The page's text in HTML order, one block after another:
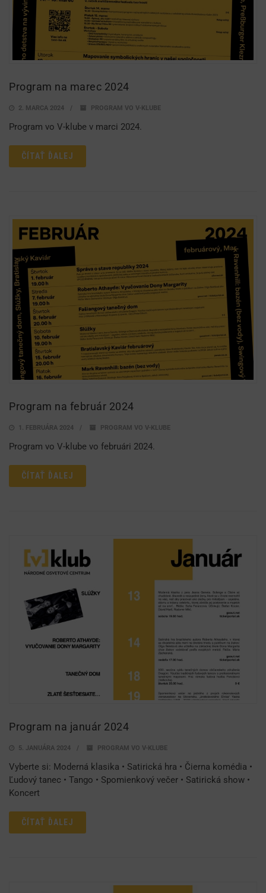
Program na marec 2024
2. MARCA 2024 PROGRAM VO V-KLUBE
Program vo V-klube v marci 2024.
ČÍTAŤ ĎALEJ
Program na február 2024
1. FEBRUÁRA 2024 PROGRAM VO V-KLUBE
Program vo V-klube vo februári 2024.
ČÍTAŤ ĎALEJ
Program na január 2024
5. JANUÁRA 2024 PROGRAM VO V-KLUBE
Vyberte si: Moderná klasika • Satirická hra • Čierna komédia •
Ľudový tanec • Tango • Spomienkový večer • Satirická show •
Koncert
ČÍTAŤ ĎALEJ